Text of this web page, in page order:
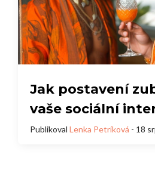
Jak postavení
vaše sociální
Publikoval Lenka Petríková - 18